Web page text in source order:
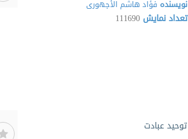
نویسنده فؤاد هاشم الأجهوری
تعداد نمایش 111690
توحید عبادت